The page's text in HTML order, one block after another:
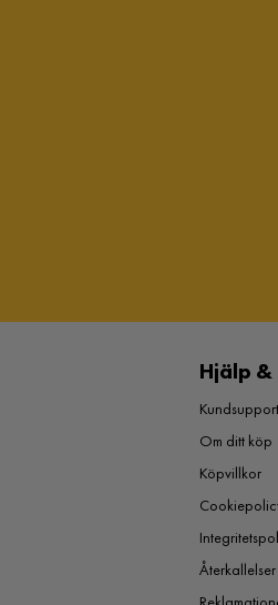
Hjälp
Kundsupport
Om ditt köp
Köpvillkor
Återkallelser